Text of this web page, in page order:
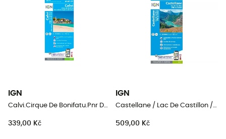
IGN
Calvi.Cirque De Bonifatu.Pnr De Corse
339,00 Kč
IGN
Castellane / Lac De Castillon / Pnr Du Verdon
509,00 Kč